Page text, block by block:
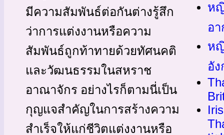
มีความสัมพันธ์ต่อกันต่างรู้สึก
ว่าการแต่งงานหรือความ
สัมพันธ์ถูกท้าทายด้วยทัศนคติ
และวัฒนธรรมในสหราช
อาณาจักร อย่างไรก็ตามนี่เป็น
กุญแจสำคัญในการสร้างความ
สำเร็จให้แก่ชีวิตแต่งงานหรือ
ห
อ
ห
อั